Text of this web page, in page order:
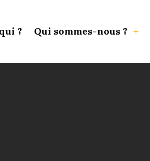
? Qui sommes-nous ?